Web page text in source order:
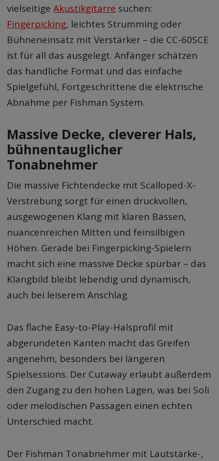
vielseitigeAkustikgitarre suchen:
Fingerpicking, leichtes Strumming oder
Bühneneinsatz mit Verstärker – die CC-60SCE
ist für all das ausgelegt. Anfänger schätzen
das handliche Format und das einfache
Spielgefühl, Fortgeschrittene die elektrische
Abnahme per Fishman System.
Massive Decke, cleverer Hals,
bühnentauglicher
Tonabnehmer
Die massive Fichtendecke mit Scalloped-X-
Verstrebung sorgt für einen druckvollen,
ausgewogenen Klang mit klaren Bässen,
nuancenreichen Mitten und feinsilbigen
Höhen. Gerade bei Fingerpicking-Spielern
macht sich eine massive Decke spürbar – das
Klangbild bleibt lebendig und dynamisch,
auch bei leiserem Anschlag.
Das flache Easy-to-Play-Halsprofil mit
abgerundeten Kanten macht das Greifen
angenehm, besonders bei längeren
Spielsessions. Der Cutaway erlaubt außerdem
den Zugang zu den hohen Lagen, was bei Soli
oder melodischen Passagen einen echten
Unterschied macht.
Der Fishman Tonabnehmer mit Lautstärke-,